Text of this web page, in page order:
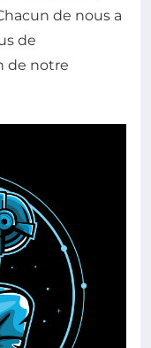
de nous a
de
de notre